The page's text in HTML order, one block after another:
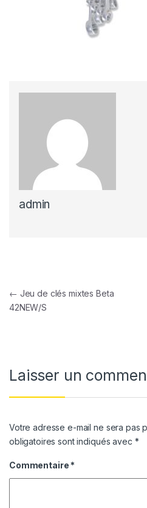
admin
Navigation de l’article
← Jeu de clés mixtes Beta
42NEW/S
Laisser un
Votre adresse e-mail ne sera pas
obligatoires sont indiqués avec *
Commentaire *